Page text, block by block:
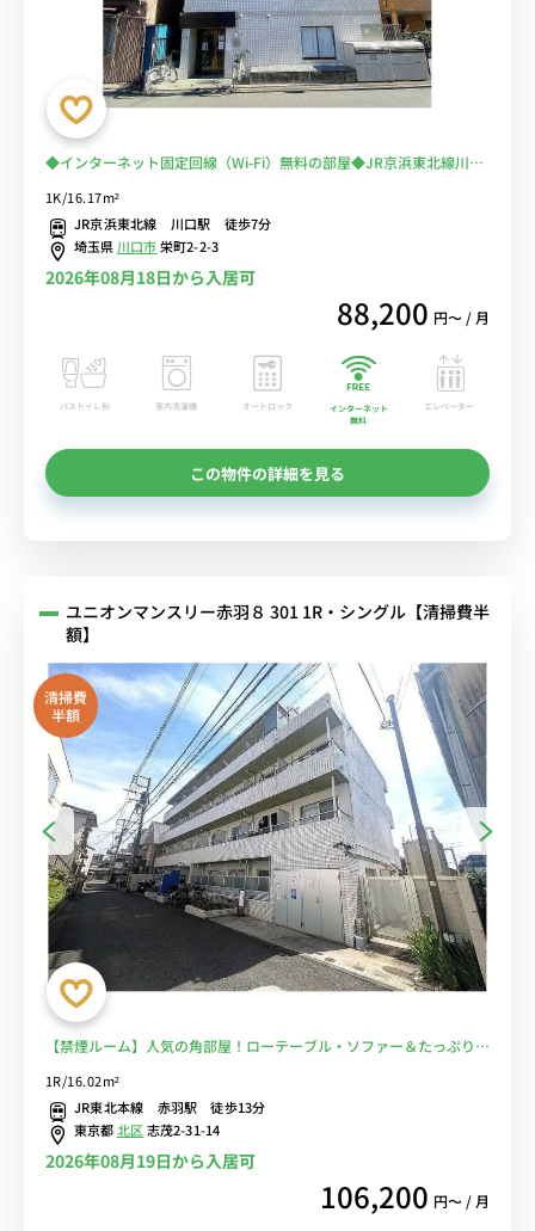
◆インターネット固定回線（Wi-Fi）無料の部屋◆JR京浜東北線川口
1K/16.17m²
JR京浜東北線 川口駅 徒歩7分
埼玉県 川口市栄町2-2-3
2026年08月18日から入居可
88,200 円〜 / 月
バストイレ別 室内洗濯機 オートロック
インターネット
無料
エレベーター
この物件の詳細を見る
ユニオンマンスリー赤羽８ 301 1R・シングル【清掃費半
額】
清掃費
半額
【禁煙ルーム】人気の角部屋！ローテーブル・ソファー＆たっぷり収
納2ドア冷蔵庫など生活家電のあるお部屋/赤羽駅周辺には商店街など
もありお買い物にも便利■選べるWi-Fi格安レンタル中！
1R/16.02m²
JR東北本線 赤羽駅 徒歩13分
東京都北区志茂2-31-14
2026年08月19日から入居可
106,200 円〜 / 月